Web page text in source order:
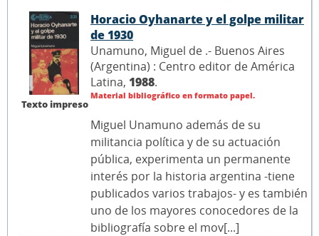
Texto impreso
Horacio Oyhanarte y el golpe militar
de 1930
Unamuno, Miguel de .- Buenos Aires
(Argentina) : Centro editor de América
Latina, 1988.
Material bibliográfico en formato papel.
Miguel Unamuno además de su
militancia política y de su actuación
pública, experimenta un permanente
interés por la historia argentina -tiene
publicados varios trabajos- y es también
uno de los mayores conocedores de la
bibliografía sobre el mov[...]